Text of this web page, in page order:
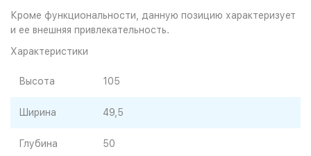
Кроме функциональности, данную позицию характеризует
и ее внешняя привлекательность.
Характеристики
Высота 105
Ширина 49,5
Глубина 50